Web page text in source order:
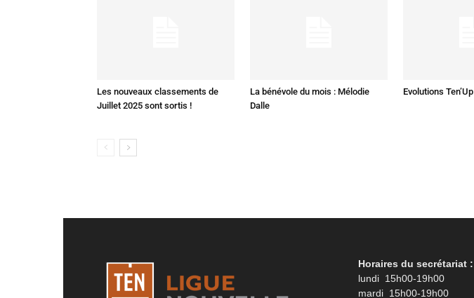
Les nouveaux classements de
Juillet 2025 sont sortis !
La bénévole du mois : Mélodie
Dalle
Evolutions Ten’Up
Horaires du secrétariat :
lundi 15h00-19h00
mardi 15h00-19h00